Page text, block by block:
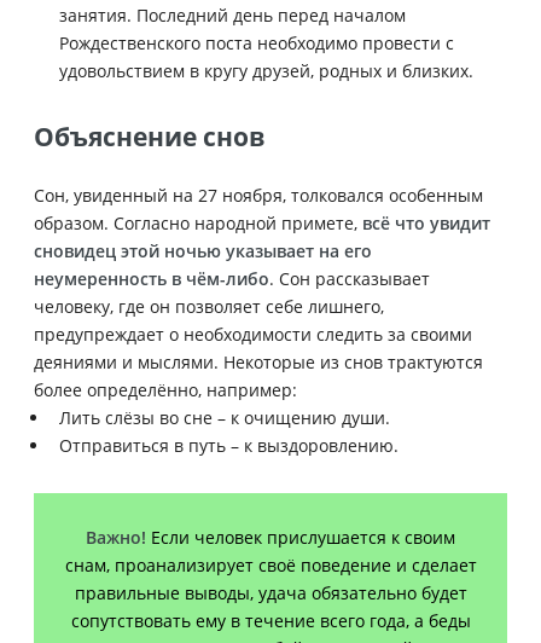
занятия. Последний день перед началом
Рождественского поста необходимо провести с
удовольствием в кругу друзей, родных и близких.
Объяснение снов
Сон, увиденный на 27 ноября, толковался особенным
образом. Согласно народной примете, всё что увидит
сновидец этой ночью указывает на его
неумеренность в чём-либо. Сон рассказывает
человеку, где он позволяет себе лишнего,
предупреждает о необходимости следить за своими
деяниями и мыслями. Некоторые из снов трактуются
более определённо, например:
Лить слёзы во сне – к очищению души.
Отправиться в путь – к выздоровлению.
Важно! Если человек прислушается к своим
снам, проанализирует своё поведение и сделает
правильные выводы, удача обязательно будет
сопутствовать ему в течение всего года, а беды